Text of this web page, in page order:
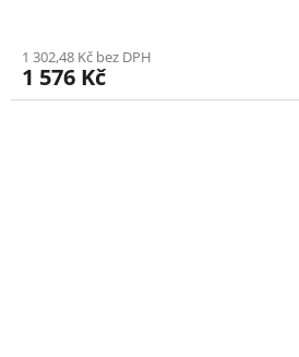
1 302,48 Kč bez DPH
1 576 Kč